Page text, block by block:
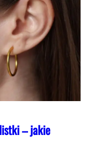
– jakie